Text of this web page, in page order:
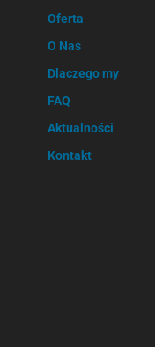
Oferta
O Nas
Dlaczego my
FAQ
Aktualności
Kontakt